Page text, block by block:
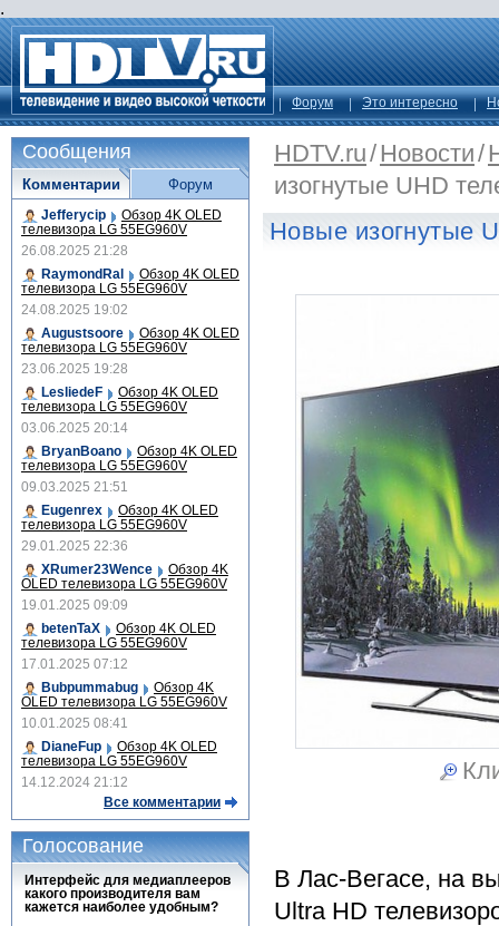
.
Форум Это интересно
HDTV.ru/Новости/
изогнутые UHD
Новые изогнутые
В Лас-Вегасе, на
Ultra HD
Сообщения
Комментарии
Jefferycip Обзор 4K OLED
телевизора LG 55EG960V
26.08.2025 21:28
RaymondRal
Обзор 4K OLED
телевизора LG 55EG960V
24.08.2025 19:02
Augustsoore
Обзор 4K OLED
телевизора LG 55EG960V
23.06.2025 19:28
LesliedeF
Обзор 4K OLED
телевизора LG 55EG960V
03.06.2025 20:14
BryanBoano
Обзор 4K OLED
телевизора LG 55EG960V
09.03.2025 21:51
Eugenrex
Обзор 4K OLED
телевизора LG 55EG960V
29.01.2025 22:36
XRumer23Wence
Обзор 4K
OLED телевизора LG 55EG960V
19.01.2025 09:09
betenTaX
Обзор 4K OLED
телевизора LG 55EG960V
17.01.2025 07:12
Bubpummabug
Обзор 4K
OLED телевизора LG 55EG960V
10.01.2025 08:41
DianeFup
Обзор 4K OLED
телевизора LG 55EG960V
14.12.2024 21:12
Все комментарии
Форум
Голосование
Интерфейс для медиаплееров
какого производителя вам
кажется наиболее удобным?